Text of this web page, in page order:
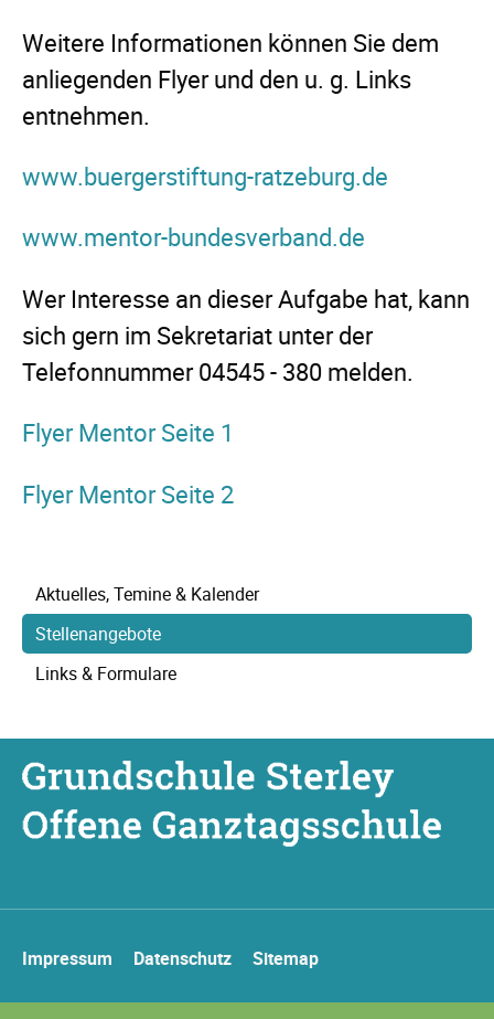
Weitere Informationen können Sie dem
anliegenden Flyer und den u. g. Links
entnehmen.
www.buergerstiftung-ratzeburg.de
www.mentor-bundesverband.de
Wer Interesse an dieser Aufgabe hat, kann
sich gern im Sekretariat unter der
Telefonnummer 04545 - 380 melden.
Flyer Mentor Seite 1
Flyer Mentor Seite 2
überspringen
Aktuelles, Temine & Kalender
Stellenangebote
Links & Formulare
überspringen
Impressum Datenschutz Sitemap